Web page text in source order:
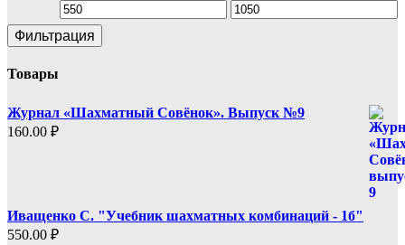
Минимальная
цена
Максимальная
Фильтрация
Товары
Журнал «Шахматный Совёнок». Выпуск №9
160.00 ₽
Иващенко С. "Учебник шахматных комбинаций - 1б"
550.00 ₽